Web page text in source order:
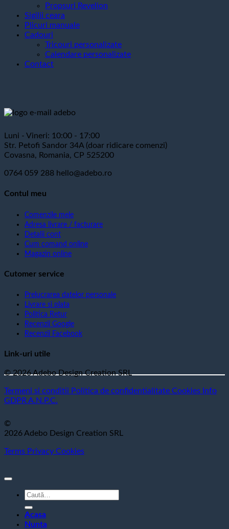
Propsuri Revelion
Sigilii ceara
Plicuri manuale
Cadouri
Tricouri personalizate
Calendare personalizate
Contact
Luni - Vineri: 10:00 - 17:00
Str. Petofi Sandor 34A (doar ridicare comenzi)
Covasna, Romania, CP 525200
0764 059 288 hello@adebo.ro
Contul meu
Comenzile mele
Adresa livrare / facturare
Detalii cont
Cum comand online
Magazin online
Cutomer service
Prelucrarea datelor personale
Livrare si plata
Politica Retur
Recenzii Google
Recenzii Facebook
Link-uri utile
© 2026 Adebo Design Creation SRL
Termeni si conditii Politica de confidentialitate Cookies Info
GDPR A.N.P.C.
©
2026 Adebo Design Creation SRL
Terms Privacy Cookies
Caută
după:
Acasa
Nunta